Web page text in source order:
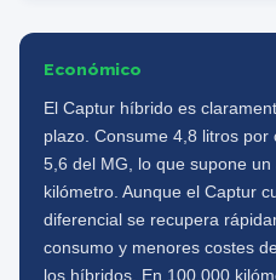
Económico
El Captur híbrido es
plazo. Consume 4,8 litros
5,6 del MG, lo que supone
kilómetro. Aunque el Captur
diferencial se recupera
consumo y menores costes
los híbridos. En 100.000